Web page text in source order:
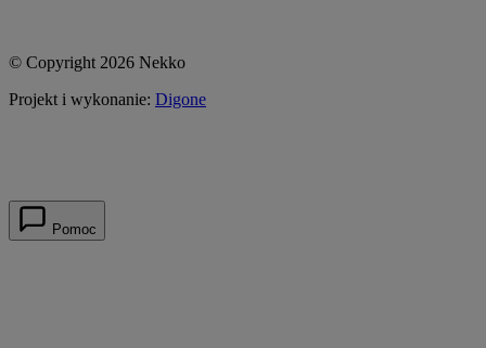
© Copyright 2026 Nekko
Projekt i wykonanie: Digone
Pomoc